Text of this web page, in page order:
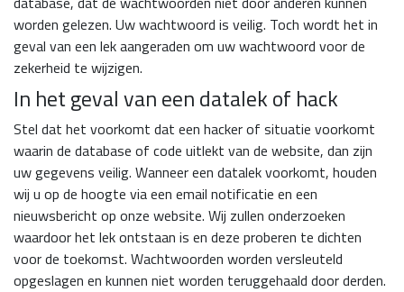
worden gelezen. Uw wachtwoord is veilig. Toch wordt het in
geval van een lek aangeraden om uw wachtwoord voor de
zekerheid te wijzigen.
In het geval van een datalek of hack
Stel dat het voorkomt dat een hacker of situatie voorkomt
waarin de database of code uitlekt van de website, dan zijn
uw gegevens veilig. Wanneer een datalek voorkomt, houden
wij u op de hoogte via een email notificatie en een
nieuwsbericht op onze website. Wij zullen onderzoeken
waardoor het lek ontstaan is en deze proberen te dichten
voor de toekomst. Wachtwoorden worden versleuteld
opgeslagen en kunnen niet worden teruggehaald door derden.